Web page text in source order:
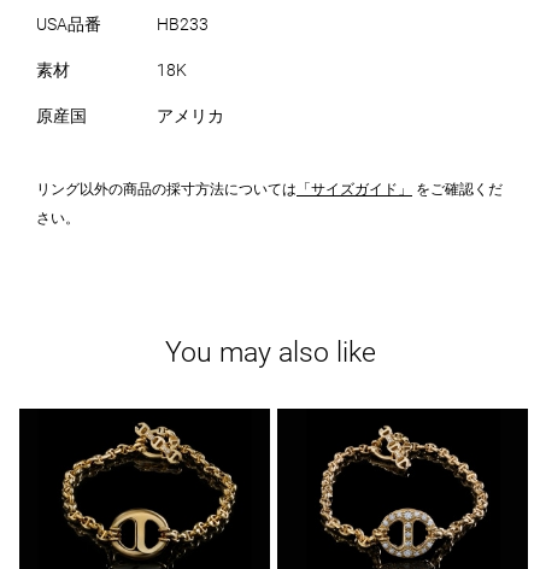
USA品番 HB233
素材 18K
原産国 アメリカ
リング以外の商品の採寸方法については 「サイズガイド」
をご確認くだ
さい。
You may also like